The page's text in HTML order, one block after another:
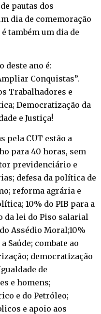
pautas dos
dia de comemoração
também um dia de
deste ano é:
Conquistas”.
Trabalhadores e
Democratização da
e Justiça!
pela CUT estão a
para 40 horas, sem
previdenciário e
defesa da política de
reforma agrária e
10% do PIB para a
da lei do Piso salarial
Assédio Moral;10%
Saúde; combate ao
democratização
de
e homens;
e do Petróleo;
e apoio aos